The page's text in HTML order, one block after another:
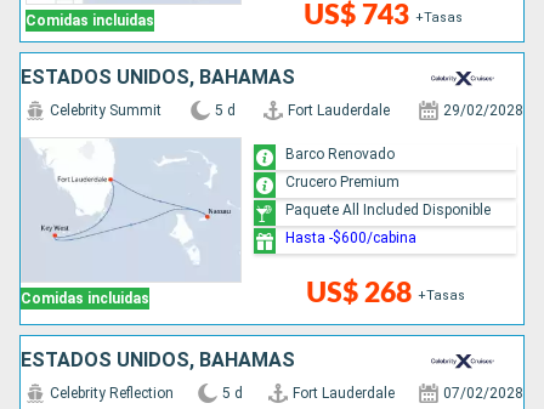
Comidas incluidas US$ 743 +Tasas
ESTADOS UNIDOS, BAHAMAS
Comidas incluidas
Celebrity Summit 5 d Fort Lauderdale 29/02/2028
US$ 268 +Tasas
Barco Renovado
Crucero Premium
Paquete All Included Disponible
Hasta -$600/cabina
ESTADOS UNIDOS, BAHAMAS
Celebrity Reflection 5 d Fort Lauderdale 07/02/2028